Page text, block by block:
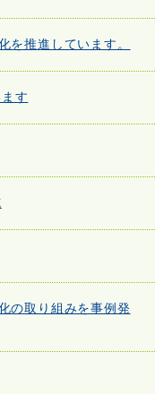
を推進しています。
す
の取り組みを事例発